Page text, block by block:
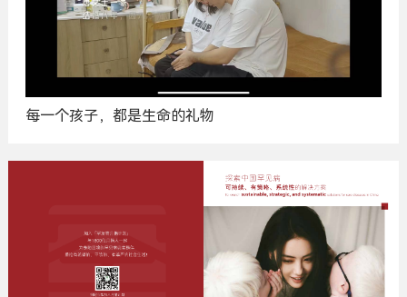
每一个孩子，都是生命的礼物